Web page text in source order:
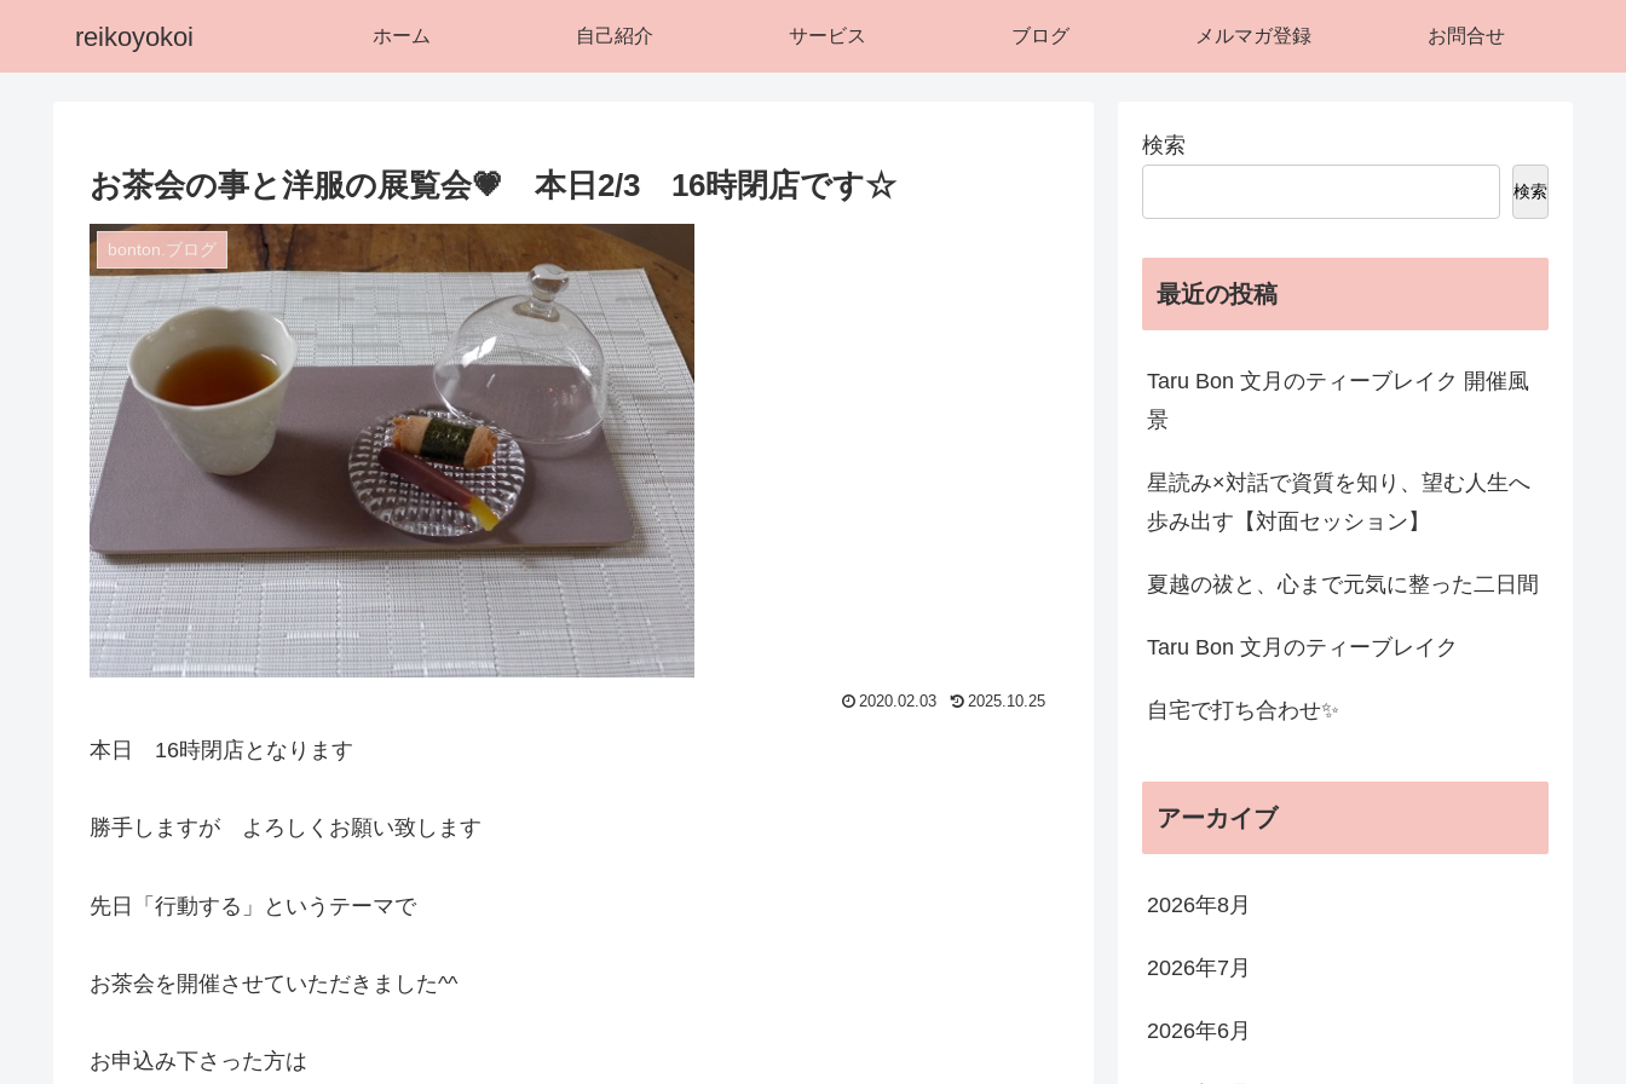
reikoyokoi ホーム 自己紹介 サービス ブログ メルマガ登録 お問合せ
お茶会の事と洋服の展覧会💗 本日2/3 16時閉店です☆
bonton.ブログ
2020.02.03 2025.10.25
本日 16時閉店となります
勝手しますが よろしくお願い致します
先日「行動する」というテーマで
お茶会を開催させていただきました^^
お申込み下さった方は
検索
検索
最近の投稿
Taru Bon 文月のティーブレイク 開催風
景
星読み×対話で資質を知り、望む人生へ
歩み出す【対面セッション】
夏越の祓と、心まで元気に整った二日間
Taru Bon 文月のティーブレイク
自宅で打ち合わせ✨
アーカイブ
2026年8月
2026年7月
2026年6月